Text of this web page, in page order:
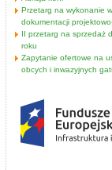
Przetarg na wykonanie
dokumentacji
II przetarg na sprzedaż
roku
Zapytanie ofertowe na
obcych i inwazyjnych